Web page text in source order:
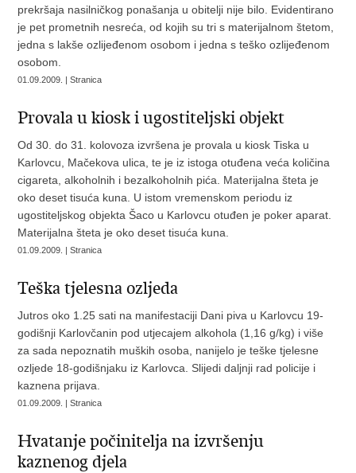
prekršaja nasilničkog ponašanja u obitelji nije bilo. Evidentirano
je pet prometnih nesreća, od kojih su tri s materijalnom štetom,
jedna s lakše ozlijeđenom osobom i jedna s teško ozlijeđenom
osobom.
01.09.2009. | Stranica
Provala u kiosk i ugostiteljski objekt
Od 30. do 31. kolovoza izvršena je provala u kiosk Tiska u
Karlovcu, Mačekova ulica, te je iz istoga otuđena veća količina
cigareta, alkoholnih i bezalkoholnih pića. Materijalna šteta je
oko deset tisuća kuna. U istom vremenskom periodu iz
ugostiteljskog objekta Šaco u Karlovcu otuđen je poker aparat.
Materijalna šteta je oko deset tisuća kuna.
01.09.2009. | Stranica
Teška tjelesna ozljeda
Jutros oko 1.25 sati na manifestaciji Dani piva u Karlovcu 19-
godišnji Karlovčanin pod utjecajem alkohola (1,16 g/kg) i više
za sada nepoznatih muških osoba, nanijelo je teške tjelesne
ozljede 18-godišnjaku iz Karlovca. Slijedi daljnji rad policije i
kaznena prijava.
01.09.2009. | Stranica
Hvatanje počinitelja na izvršenju
kaznenog djela